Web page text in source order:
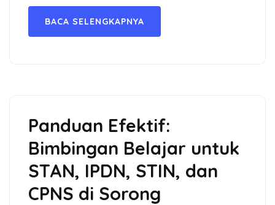
BACA SELENGKAPNYA
Panduan Efektif:
Bimbingan Belajar untuk
STAN, IPDN, STIN, dan
CPNS di Sorong